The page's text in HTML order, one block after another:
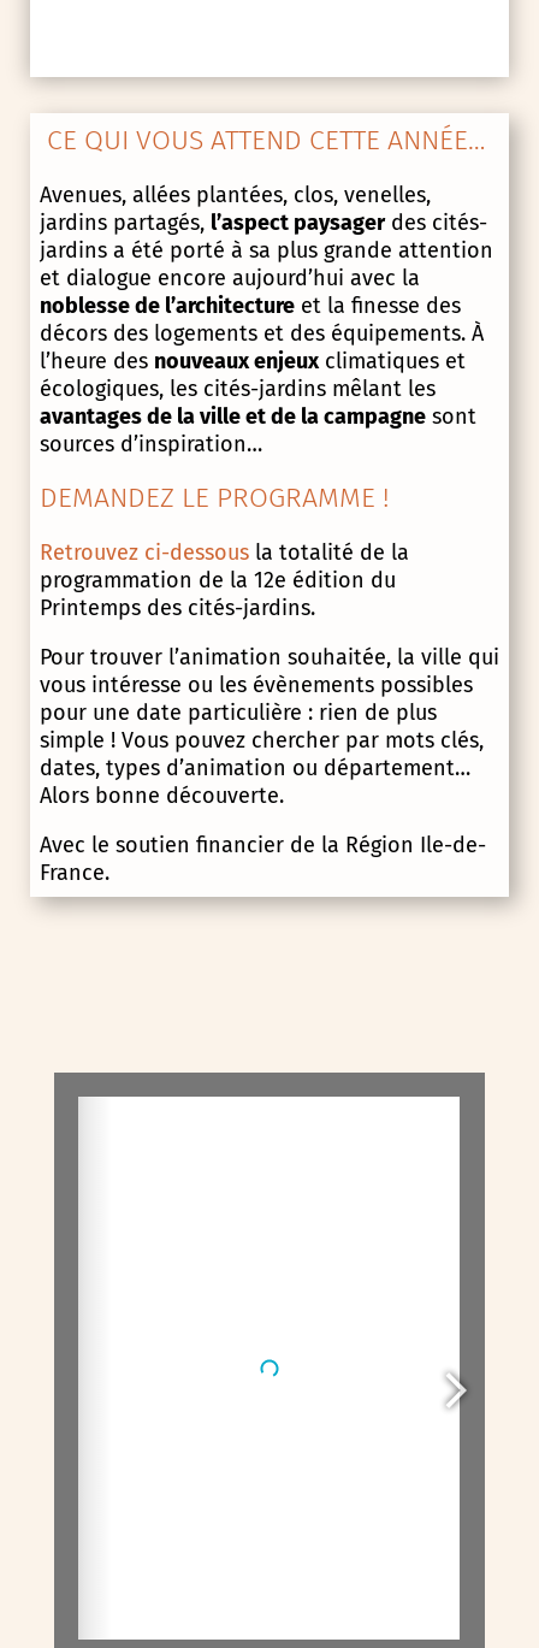
CE QUI VOUS ATTEND CETTE ANNÉE…
Avenues, allées plantées, clos, venelles,
jardins partagés, l’aspect paysagerdes cités-
jardins a été porté à sa plus grande attention
et dialogue encore aujourd’hui avec la
noblesse de l’architectureet la finesse des
décors des logements et des équipements. À
l’heure des nouveaux enjeuxclimatiques et
écologiques, les cités-jardins mêlant les
avantages de la ville et de la campagnesont
sources d’inspiration…
DEMANDEZ LE PROGRAMME !
Retrouvez ci-dessousla totalité de la
programmation de la 12e édition du
Printemps des cités-jardins.
Pour trouver l’animation souhaitée, la ville qui
vous intéresse ou les évènements possibles
pour une date particulière : rien de plus
simple ! Vous pouvez chercher par mots clés,
dates, types d’animation ou département…
Alors bonne découverte.
Avec le soutien financier de la Région Ile-de-
France.